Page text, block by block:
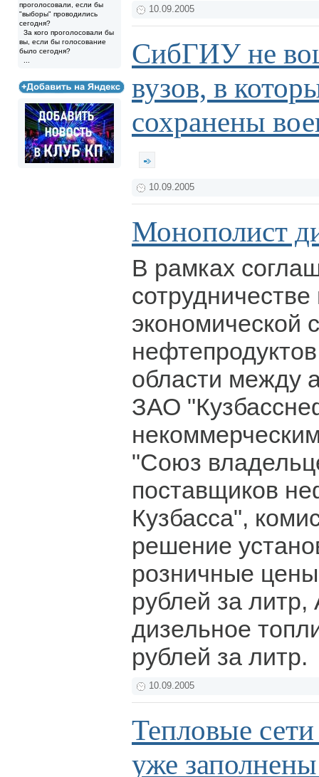
проголосовали, если бы
"выборы" проводились
сегодня?
За кого проголосовали бы
вы, если бы голосование
было сегодня?
10.09.2005
СибГИУ не
вузов, в
сохранены
10.09.2005
Монополист
В рамках
экономической
области между
ЗАО
"Союз
поставщиков
Кузбасса",
решение
розничные
рублей за
дизельное
рублей за литр.
10.09.2005
Тепловые
уже